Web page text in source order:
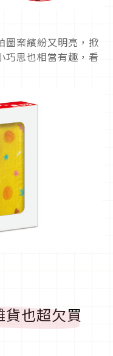
圖案繽紛又明亮，掀
巧思也相當有趣，看
也超欠買